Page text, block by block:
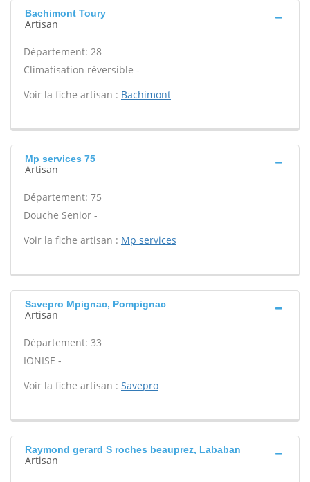
Bachimont Toury
Artisan
Département: 28
Climatisation réversible -
Voir la fiche artisan : Bachimont
Mp services 75
Artisan
Département: 75
Douche Senior -
Voir la fiche artisan : Mp services
Savepro Mpignac, Pompignac
Artisan
Département: 33
IONISE -
Voir la fiche artisan : Savepro
Raymond gerard S roches beauprez, Lababan
Artisan